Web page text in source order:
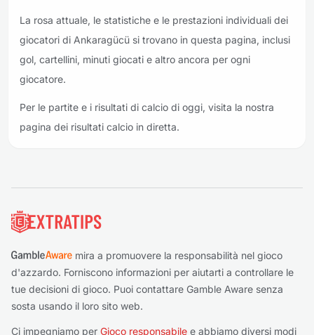
La rosa attuale, le statistiche e le prestazioni individuali dei
giocatori di Ankaragücü si trovano in questa pagina, inclusi
gol, cartellini, minuti giocati e altro ancora per ogni
giocatore.
Per le partite e i risultati di calcio di oggi, visita la nostra
pagina dei risultati calcio in diretta.
mira a promuovere la responsabilità nel gioco
d'azzardo. Forniscono informazioni per aiutarti a controllare le
tue decisioni di gioco. Puoi contattare Gamble Aware senza
sosta usando il loro sito web.
Ci impegniamo per Gioco responsabile e abbiamo diversi modi